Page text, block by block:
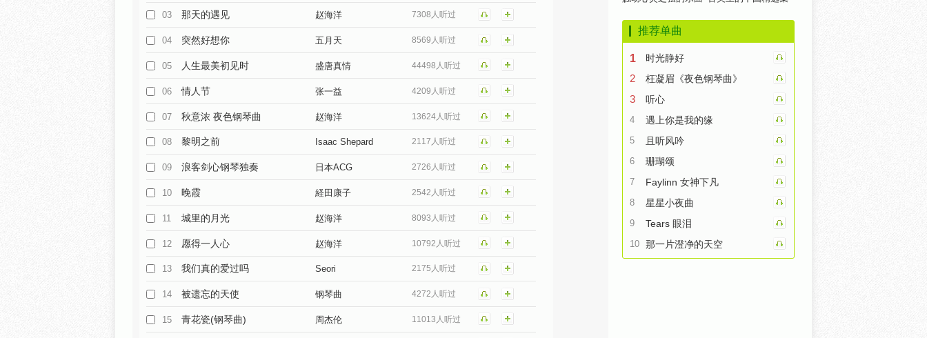
03 那天的遇见 赵海洋 7308人听过
04 突然好想你 五月天 8569人听过
05 人生最美初见时 盛唐真情 44498人听过
06 情人节 张一益 4209人听过
07 秋意浓 夜色钢琴曲 赵海洋 13624人听过
08 黎明之前 Isaac Shepard 2117人听过
09 浪客剑心钢琴独奏 日本ACG 2726人听过
10 晚霞 経田康子 2542人听过
11 城里的月光 赵海洋 8093人听过
12 愿得一人心 赵海洋 10792人听过
13 我们真的爱过吗 Seori 2175人听过
14 被遗忘的天使 钢琴曲 4272人听过
15 青花瓷(钢琴曲) 周杰伦 11013人听过
推荐单曲
1 时光静好
2 枉凝眉《夜色钢琴曲》
3 听心
4 遇上你是我的缘
5 且听风吟
6 珊瑚颂
7 Faylinn 女神下凡
8 星星小夜曲
9 Tears 眼泪
10 那一片澄净的天空